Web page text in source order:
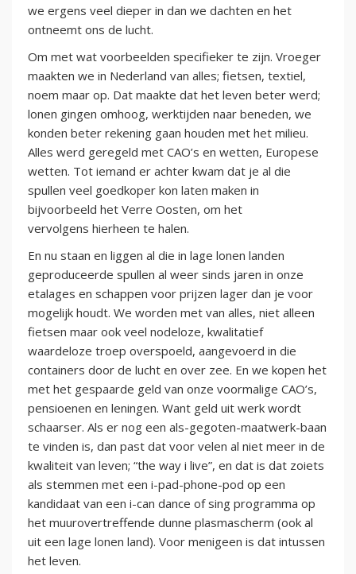
we ergens veel dieper in dan we dachten en het
ontneemt ons de lucht.
Om met wat voorbeelden specifieker te zijn. Vroeger
maakten we in Nederland van alles; fietsen, textiel,
noem maar op. Dat maakte dat het leven beter werd;
lonen gingen omhoog, werktijden naar beneden, we
konden beter rekening gaan houden met het milieu.
Alles werd geregeld met CAO’s en wetten, Europese
wetten. Tot iemand er achter kwam dat je al die
spullen veel goedkoper kon laten maken in
bijvoorbeeld het Verre Oosten, om het
vervolgens hierheen te halen.
En nu staan en liggen al die in lage lonen landen
geproduceerde spullen al weer sinds jaren in onze
etalages en schappen voor prijzen lager dan je voor
mogelijk houdt. We worden met van alles, niet alleen
fietsen maar ook veel nodeloze, kwalitatief
waardeloze troep overspoeld, aangevoerd in die
containers door de lucht en over zee. En we kopen het
met het gespaarde geld van onze voormalige CAO’s,
pensioenen en leningen. Want geld uit werk wordt
schaarser. Als er nog een als-gegoten-maatwerk-baan
te vinden is, dan past dat voor velen al niet meer in de
kwaliteit van leven; “the way i live”, en dat is dat zoiets
als stemmen met een i-pad-phone-pod op een
kandidaat van een i-can dance of sing programma op
het muurovertreffende dunne plasmascherm (ook al
uit een lage lonen land). Voor menigeen is dat intussen
het leven.